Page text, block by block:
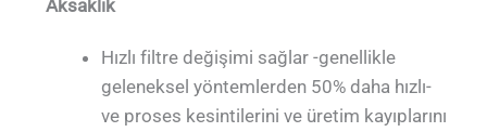
Aksaklık
Hızlı filtre değişimi sağlar -genellikle
geleneksel yöntemlerden 50% daha hızlı-
ve proses kesintilerini ve üretim kayıplarını